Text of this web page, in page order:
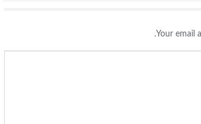
Your email